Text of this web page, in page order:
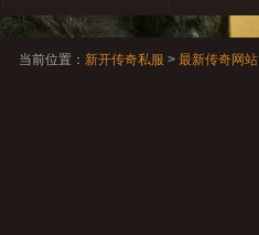
当前位置： 新开传奇私服 > 最新传奇网站